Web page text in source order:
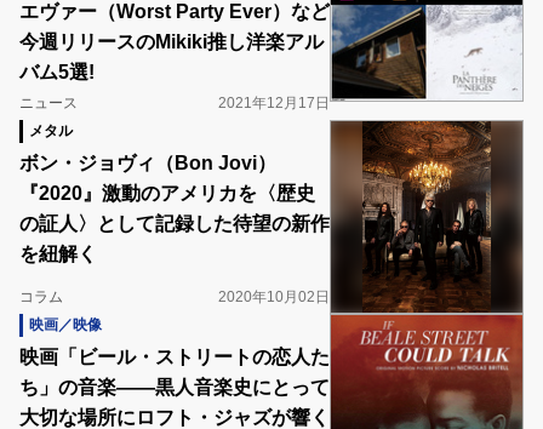
エヴァー（Worst Party Ever）など
今週リリースのMikiki推し洋楽アル
バム5選!
ニュース
2021年12月17日
メタル
ボン・ジョヴィ（Bon Jovi）
『2020』激動のアメリカを〈歴史
の証人〉として記録した待望の新作
を紐解く
コラム
2020年10月02日
映画／映像
映画「ビール・ストリートの恋人た
ち」の音楽――黒人音楽史にとって
大切な場所にロフト・ジャズが響く